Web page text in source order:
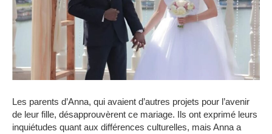
Les parents d’Anna, qui avaient d’autres projets pour l’avenir
de leur fille, désapprouvèrent ce mariage. Ils ont exprimé leurs
inquiétudes quant aux différences culturelles, mais Anna a